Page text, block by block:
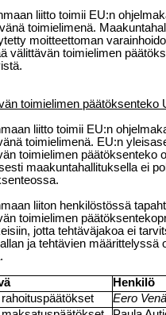
liitto toimii EU:n
toimielimenä.
moitteettoman
välittävän toimielimen
toimielimen päätöksenteko
liitto toimii EU:n
toimielimenä. EU:n
toimielimen päätöksenteko
maakuntahallituksella ei
liiton henkilöstössä
toimielimen
jotta tehtäväjakoa ei
ja tehtävien määrittelyssä
Henkilö
rahoituspäätökset
Eero